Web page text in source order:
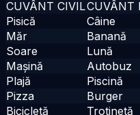
CUVÂNT CIVILCUVÂNT
Pisică
Câine
Măr
Banană
Soare
Lună
Mașină
Autobuz
Plajă
Piscină
Pizza
Burger
Bicicletă
Trotinetă